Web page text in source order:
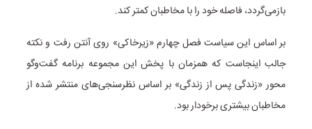
بازمی‌گردد، فاصله خود را با مخاطبان کمتر کند.
بر اساس این سیاست فصل چهارم «زیرخاکی» روی آنتن رفت و نکته
جالب اینجاست که همزمان با پخش این مجموعه برنامه گفت‌وگو
محور «زندگی پس از زندگی» بر اساس نظرسنجی‌های منتشر شده از
مخاطبان بیشتری برخودار بود.